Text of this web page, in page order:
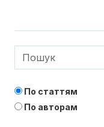
По статтям
По авторам